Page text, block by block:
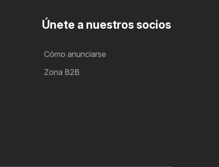
Únete a nuestros socios
Cómo anunciarse
Zona B2B